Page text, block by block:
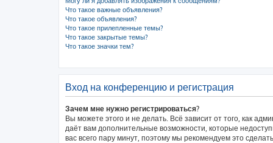
Что такое важные объявления?
Что такое объявления?
Что такое прилепленные темы?
Что такое закрытые темы?
Что такое значки тем?
Вход на конференцию и регистрация
Зачем мне нужно регистрироваться?
Вы можете этого и не делать. Всё зависит от того, как
даёт вам дополнительные возможности, которые
вас всего пару минут, поэтому мы рекомендуем это